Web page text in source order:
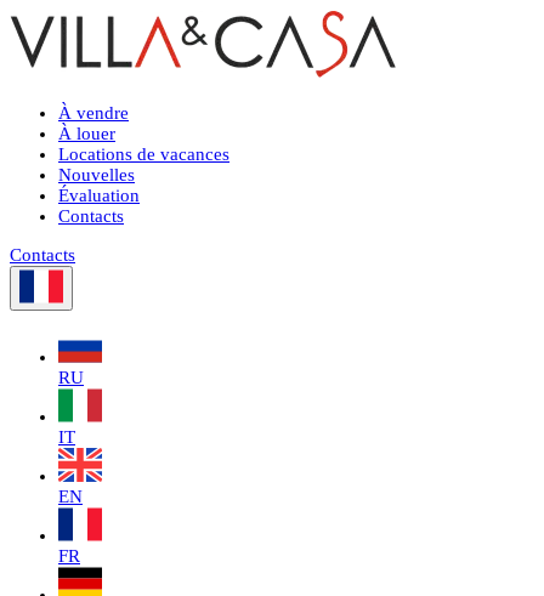
À vendre
À louer
Locations de vacances
Nouvelles
Évaluation
Contacts
Contacts
RU
IT
EN
FR